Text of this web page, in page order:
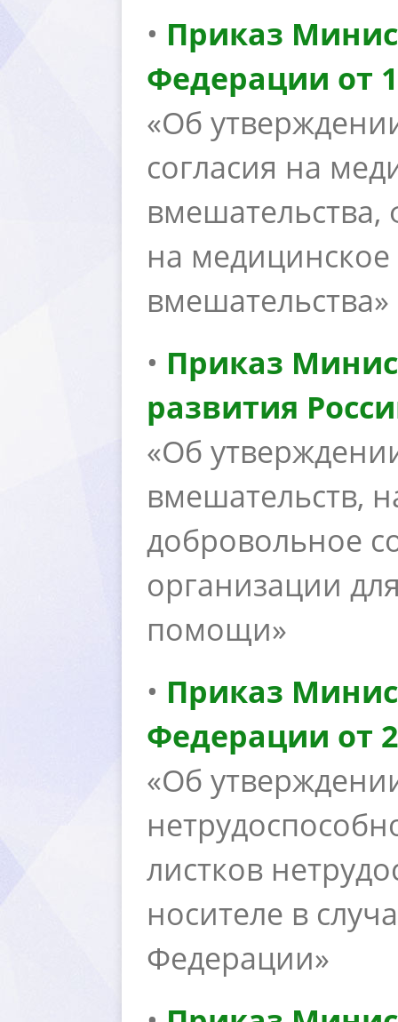
• Приказ
Федерации от
«Об
согласия на
мешательства,
на
мешательства»
• Приказ
развития
«Об
мешательств,
добровольное
организации
помощи»
• Приказ
Федерации от
«Об
листков
носителе в
Федерации»